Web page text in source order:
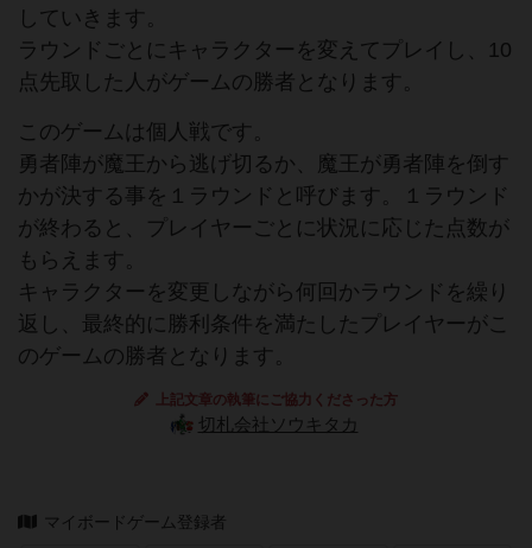
していきます。
ラウンドごとにキャラクターを変えてプレイし、10
点先取した人がゲームの勝者となります。
このゲームは個人戦です。
勇者陣が魔王から逃げ切るか、魔王が勇者陣を倒す
かが決する事を１ラウンドと呼びます。１ラウンド
が終わると、プレイヤーごとに状況に応じた点数が
もらえます。
キャラクターを変更しながら何回かラウンドを繰り
返し、最終的に勝利条件を満たしたプレイヤーがこ
のゲームの勝者となります。
上記文章の執筆にご協力くださった方
切札会社ソウキタカ
マイボードゲーム登録者